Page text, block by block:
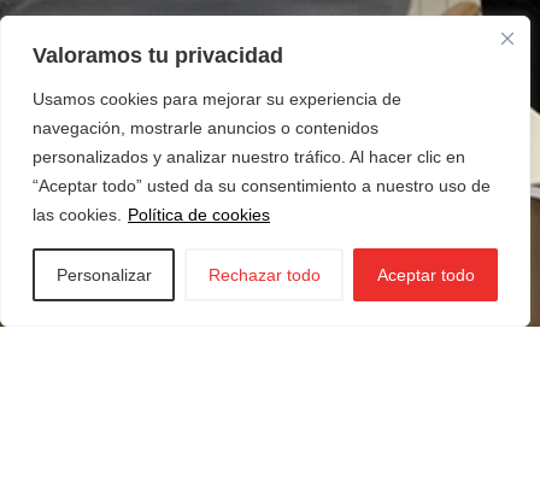
Valoramos tu privacidad
Usamos cookies para mejorar su experiencia de
navegación, mostrarle anuncios o contenidos
personalizados y analizar nuestro tráfico. Al hacer clic en
“Aceptar todo” usted da su consentimiento a nuestro uso de
las cookies.
Política de cookies
Personalizar Rechazar todo Aceptar todo